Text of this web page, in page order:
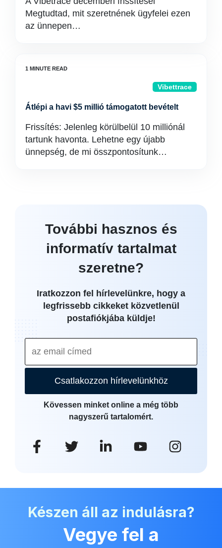
Megtudtad, mit szeretnének ügyfelei ezen
az ünnepen…
Vibettrace
Átlépi a havi $5 millió támogatott bevételt
Frissítés: Jelenleg körülbelül 10 milliónál
tartunk havonta. Lehetne egy újabb
ünnepség, de mi összpontosítunk…
További hasznos és
informatív tartalmat
szeretne?
Iratkozzon fel hírlevelünkre, hogy a
legfrissebb cikkeket közvetlenül
postafiókjába küldje!
Csatlakozzon hírlevelünkhöz
Kövessen minket online a még több
nagyszerű tartalomért.
Készen áll az indulásra?
Vegye fel a